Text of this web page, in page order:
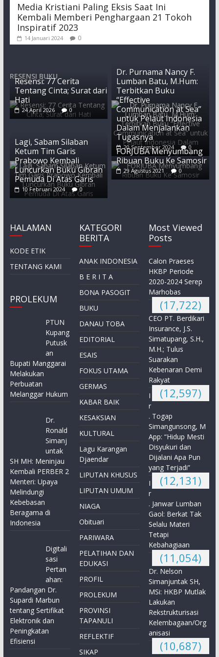
Media Kristiani Paling Eksis Saat Ini
Kembali Memberi Penghargaan 21 Tokoh
Inspiratif 2023
14 Januari 2024 0
RESENSI BUKU
Resensi: 77 Cerita
Tentang Cinta; Surat dari
Hati
24 April 2026 0
Dr. Purnama Nancy F.
Lumban Batu, M.Hum:
Terbitkan Buku
“Effective
Communication at Sea”
untuk Pelaut Indonesia
Dalam Menjalankan
Tugasnya
20 September 2024 0
Lagi, Sabam Silaban
Ketum Tim Garis
Prabowo Kembali
Luncurkan Buku Gibran
Pemuda Di Atas Garis
10 Februari 2024 0
FORJUBA Menyumbang
Ribuan Buku Ke Samosir
29 Agustus 2021 0
HALAMAN
KODE ETIK
TENTANG KAMI
PROLEKUM
PTUN
Kupang
Putusk
an
Bupati Manggarai
Melakukan
Perbuatan
Melanggar Hukum
Dr.
Ronald
Simanj
untak
SH MH: Meninjau
Kembali PERBER 2
Menteri: Upaya
Melindungi
Kebebasan
Beragama di
Indonesia
Digitali
sasi
Pertan
ahan:
Pandangan Dr.
Supardi Marbun
tentang Sertifikat
Elektronik dan
Peningkatan
Efisiensi
KATEGORI
BERITA
ANAK INDONESIA
B E R I T A
BONA PASOGIT
BUKU
DANAU TOBA
EDITORIAL
ESAIS
FOKUS UTAMA
GERMAS
KABAR BAIK
KESAKSIAN
KULTURAL
Lagu Karangan
Djaendar
LIPUTAN KHUSUS
LIPUTAN UMUM
NIAGA
Obituari
PARIWARA
PELATIHAN DAN
EDUKASI
PROFIL
PROLEKUM
PROVINSI
TAPANULI
REFLEKTIF
SIKAP
Most Viewed
Posts
Calon Praeses
HKBP Periode
2020-2024 Serep
Marhobas
(17,722)
CEO PT. Berdikari
Insurance, J.S.
Simatupang, S.H.,
M.H.; Tulus
Suarakan
Kebenaran Demi
Rakyat
(12,597)
I
r
. Togap
Simangunsong, M
App: “Hidup Mesti
Disyukuri dan
Dijalani Apa Pun
yang Terjadi”
(12,131)
I
r
. Janwar Lumban
Gaol: Berkat Tak
Selalu Materi
Tetapi
Kebahagiaan
(11,054)
Dr. Nelson
Simanjuntak SH,
MSi: HKBP Mutlak
Lakukan
Rekstrukturisasi
Kelembagaan/Org
anisasi
(10,687)